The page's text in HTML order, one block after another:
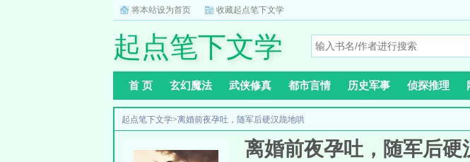
将本站设为首页 收藏起点笔下文学
起点笔下文学
首 页 玄幻魔法 武侠修真 都市言情 历史军事 侦探推理
起点笔下文学>离婚前夜孕吐，随军后硬汉跪地哄
离婚前夜孕吐，随军后硬